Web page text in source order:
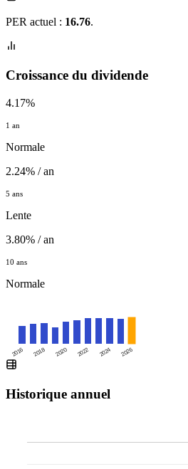
PER actuel : 16.76.
Croissance du dividende
4.17%
1 an
Normale
2.24% / an
5 ans
Lente
3.80% / an
10 ans
Normale
2016 2018 2020 2022 2024 2026
Historique annuel